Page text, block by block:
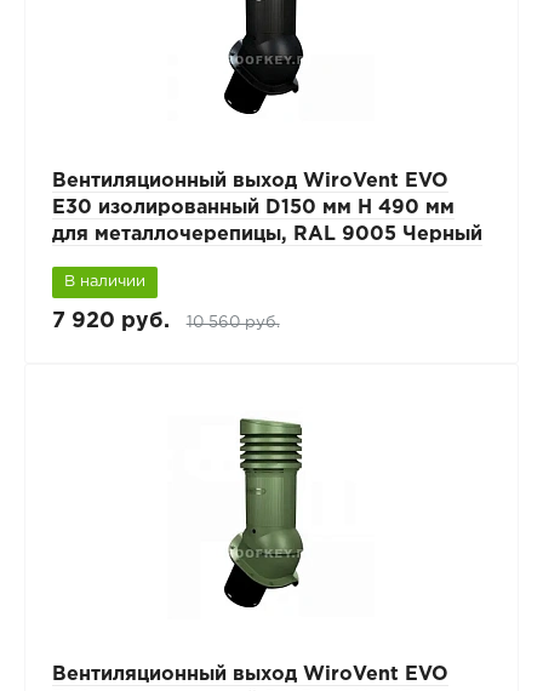
Вентиляционный выход WiroVent EVO
E30 изолированный D150 мм Н 490 мм
для металлочерепицы, RAL 9005 Черный
В наличии
7 920 руб. 10 560 руб.
Вентиляционный выход WiroVent EVO